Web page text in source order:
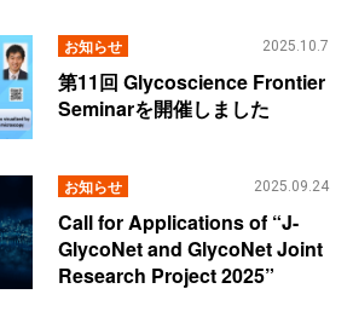
お知らせ 2025.10.7
第11回 Glycoscience Frontier
Seminarを開催しました
お知らせ 2025.09.24
Call for Applications of “J-
GlycoNet and GlycoNet Joint
Research Project 2025”